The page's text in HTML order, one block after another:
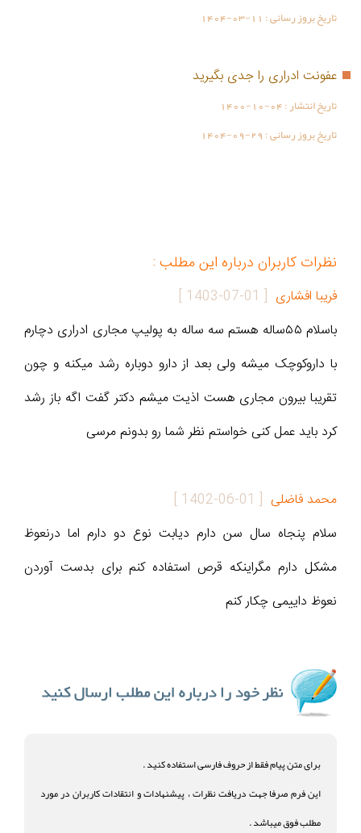
تاریخ بروز رسانی : 1404-03-11
عفونت ادراری را جدی بگیرید
تاریخ انتشار :1400-10-04
تاریخ بروز رسانی :1404-09-29
نظرات کاربران درباره این مطلب :
فریبا افشاری [
1403-07-01
]
باسلام ۵۵ساله هستم سه ساله به پولیپ مجاری ادراری دچارم
با داروکوچک میشه ولی بعد از دارو دوباره رشد میکنه و چون
تقریبا بیرون مجاری هست اذیت میشم دکتر گفت اگه باز رشد
کرد باید عمل کنی خواستم نظر شما رو بدونم مرسی
محمد فاضلی [
1402-06-01
]
سلام پنجاه سال سن دارم دیابت نوع دو دارم اما درنعوظ
مشکل دارم مگراینکه قرص استفاده کنم برای بدست آوردن
نعوظ داییمی چکار کنم
برای متن پیام فقط از حروف فارسی استفاده کنید .
این فرم صرفا جهت دریافت نظرات ، پیشنهادات و انتقادات کاربران در مورد
مطلب فوق میباشد .